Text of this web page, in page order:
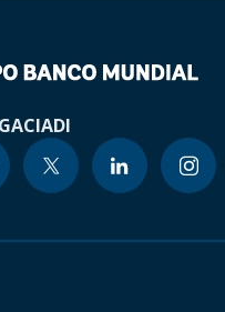
CIADI